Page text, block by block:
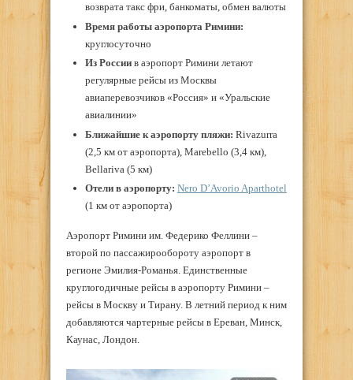
возврата такс фри, банкоматы, обмен валюты
Время работы аэропорта Римини:
круглосуточно
Из Россиив аэропорт Римини летают
регулярные рейсы из Москвы
авиаперевозчиков «Россия» и «Уральские
авиалинии»
Ближайшие к аэропорту пляжи: Rivazurra
(2,5 км от аэропорта), Marebello (3,4 км),
Bellariva (5 км)
Отели в аэропорту: Nero D’Avorio Aparthotel
(1 км от аэропорта)
Аэропорт Римини им. Федерико Феллини –
второй по пассажирообороту аэропорт в
регионе Эмилия-Романья. Единственные
круглогодичные рейсы в аэропорту Римини –
рейсы в Москву и Тирану. В летний период к ним
добавляются чартерные рейсы в Ереван, Минск,
Каунас, Лондон.